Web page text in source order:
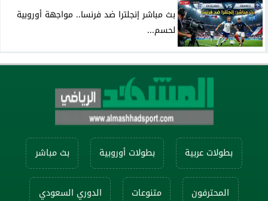
بث مباشر إنجلترا ضد فرنسا.. مواجهة أوروبية
لحسم...
بطولات عربية بطولات أوروبية بث مباشر
المحترفون متنوعات الدوري السعودي